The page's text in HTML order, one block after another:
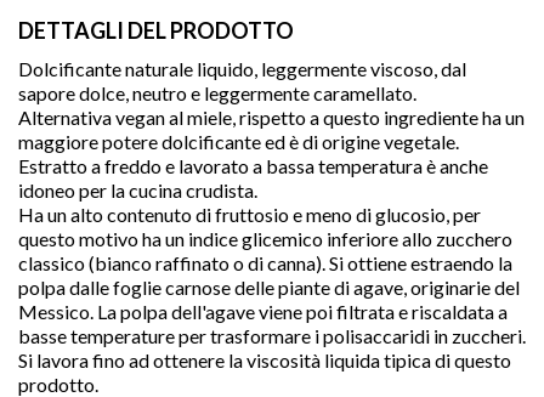

DETTAGLI DEL PRODOTTO
Dolcificante naturale liquido, leggermente viscoso, dal
sapore dolce, neutro e leggermente caramellato.
Alternativa vegan al miele, rispetto a questo ingrediente ha un
maggiore potere dolcificante ed è di origine vegetale.
Estratto a freddo e lavorato a bassa temperatura è anche
idoneo per la cucina crudista.
Ha un alto contenuto di fruttosio e meno di glucosio, per
questo motivo ha un indice glicemico inferiore allo zucchero
classico (bianco raffinato o di canna). Si ottiene estraendo la
polpa dalle foglie carnose delle piante di agave, originarie del
Messico. La polpa dell'agave viene poi filtrata e riscaldata a
basse temperature per trasformare i polisaccaridi in zuccheri.
Si lavora fino ad ottenere la viscosità liquida tipica di questo
prodotto.